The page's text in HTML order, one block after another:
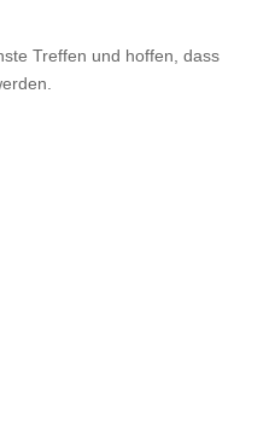
Treffen und hoffen, dass